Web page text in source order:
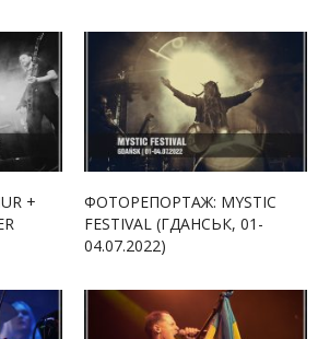
+
ФОТОРЕПОРТАЖ: MYSTIC
FESTIVAL (ГДАНСЬК, 01-
04.07.2022)